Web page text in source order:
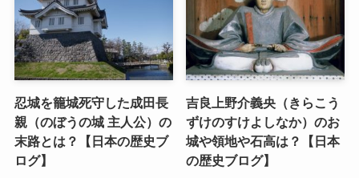
忍城を籠城死守した成田長
親（のぼうの城 主人公）の
末路とは？【日本の歴史ブ
ログ】
吉良上野介義央（きらこう
ずけのすけよしなか）のお
城や領地や石高は？【日本
の歴史ブログ】